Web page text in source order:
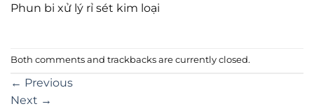
Phun bi xử lý rỉ sét kim loại
Both comments and trackbacks are currently closed.
← Previous
Next →